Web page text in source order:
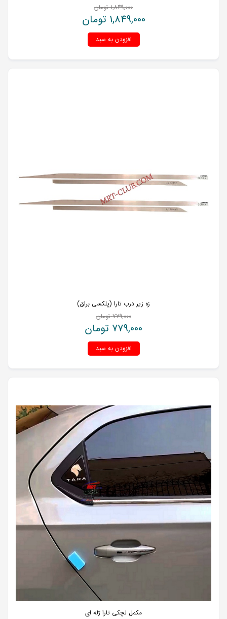
1,849,000 تومان
1,849,000 تومان
افزودن به سبد
زه زیر درب تارا (پلکسی براق)
779,000 تومان
779,000 تومان
افزودن به سبد
مکمل لچکی تارا ژله ای